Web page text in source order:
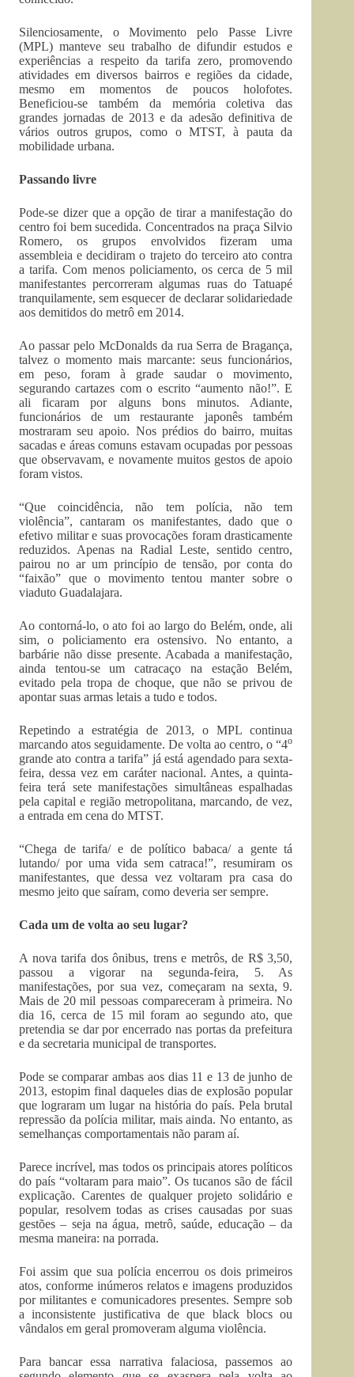
Silenciosamente, o Movimento pelo Passe Livre
(MPL) manteve seu trabalho de difundir estudos e
experiências a respeito da tarifa zero, promovendo
atividades em diversos bairros e regiões da cidade,
mesmo em momentos de poucos holofotes.
Beneficiou-se também da memória coletiva das
grandes jornadas de 2013 e da adesão definitiva de
vários outros grupos, como o MTST, à pauta da
mobilidade urbana.
Passando livre
Pode-se dizer que a opção de tirar a manifestação do
centro foi bem sucedida. Concentrados na praça Silvio
Romero, os grupos envolvidos fizeram uma
assembleia e decidiram o trajeto do terceiro ato contra
a tarifa. Com menos policiamento, os cerca de 5 mil
manifestantes percorreram algumas ruas do Tatuapé
tranquilamente, sem esquecer de declarar solidariedade
aos demitidos do metrô em 2014.
Ao passar pelo McDonalds da rua Serra de Bragança,
talvez o momento mais marcante: seus funcionários,
em peso, foram à grade saudar o movimento,
segurando cartazes com o escrito “aumento não!”. E
ali ficaram por alguns bons minutos. Adiante,
funcionários de um restaurante japonês também
mostraram seu apoio. Nos prédios do bairro, muitas
sacadas e áreas comuns estavam ocupadas por pessoas
que observavam, e novamente muitos gestos de apoio
foram vistos.
“Que coincidência, não tem polícia, não tem
violência”, cantaram os manifestantes, dado que o
efetivo militar e suas provocações foram drasticamente
reduzidos. Apenas na Radial Leste, sentido centro,
pairou no ar um princípio de tensão, por conta do
“faixão” que o movimento tentou manter sobre o
viaduto Guadalajara.
Ao contorná-lo, o ato foi ao largo do Belém, onde, ali
sim, o policiamento era ostensivo. No entanto, a
barbárie não disse presente. Acabada a manifestação,
ainda tentou-se um catracaço na estação Belém,
evitado pela tropa de choque, que não se privou de
apontar suas armas letais a tudo e todos.
Repetindo a estratégia de 2013, o MPL continua
marcando atos seguidamente. De volta ao centro, o “4o
grande ato contra a tarifa” já está agendado para sexta-
feira, dessa vez em caráter nacional. Antes, a quinta-
feira terá sete manifestações simultâneas espalhadas
pela capital e região metropolitana, marcando, de vez,
a entrada em cena do MTST.
“Chega de tarifa/ e de político babaca/ a gente tá
lutando/ por uma vida sem catraca!”, resumiram os
manifestantes, que dessa vez voltaram pra casa do
mesmo jeito que saíram, como deveria ser sempre.
Cada um de volta ao seu lugar?
A nova tarifa dos ônibus, trens e metrôs, de R$ 3,50,
passou a vigorar na segunda-feira, 5. As
manifestações, por sua vez, começaram na sexta, 9.
Mais de 20 mil pessoas compareceram à primeira. No
dia 16, cerca de 15 mil foram ao segundo ato, que
pretendia se dar por encerrado nas portas da prefeitura
e da secretaria municipal de transportes.
Pode se comparar ambas aos dias 11 e 13 de junho de
2013, estopim final daqueles dias de explosão popular
que lograram um lugar na história do país. Pela brutal
repressão da polícia militar, mais ainda. No entanto, as
semelhanças comportamentais não param aí.
Parece incrível, mas todos os principais atores políticos
do país “voltaram para maio”. Os tucanos são de fácil
explicação. Carentes de qualquer projeto solidário e
popular, resolvem todas as crises causadas por suas
gestões – seja na água, metrô, saúde, educação – da
mesma maneira: na porrada.
Foi assim que sua polícia encerrou os dois primeiros
atos, conforme inúmeros relatos e imagens produzidos
por militantes e comunicadores presentes. Sempre sob
a inconsistente justificativa de que black blocs ou
vândalos em geral promoveram alguma violência.
Para bancar essa narrativa falaciosa, passemos ao